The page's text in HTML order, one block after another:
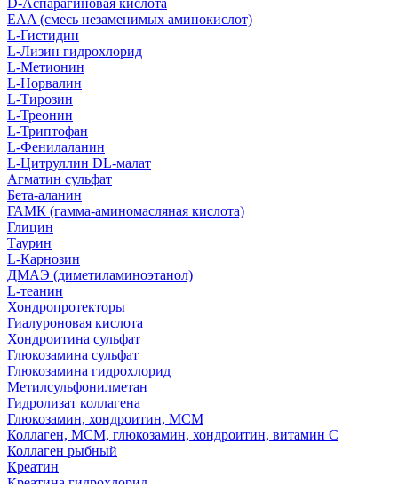
D-Аспарагиновая кислота
EAA (смесь незаменимых аминокислот)
L-Гистидин
L-Лизин гидрохлорид
L-Метионин
L-Норвалин
L-Тирозин
L-Треонин
L-Триптофан
L-Фенилаланин
L-Цитруллин DL-малат
Агматин cульфат
Бета-аланин
ГАМК (гамма-аминомасляная кислота)
Глицин
Таурин
L-Карнозин
ДМАЭ (диметиламиноэтанол)
L-теанин
Хондропротекторы
Гиалуроновая кислота
Хондроитина сульфат
Глюкозамина сульфат
Глюкозамина гидрохлорид
Метилсульфонилметан
Гидролизат коллагена
Глюкозамин, хондроитин, МСМ
Коллаген, МСМ, глюкозамин, хондроитин, витамин С
Коллаген рыбный
Креатин